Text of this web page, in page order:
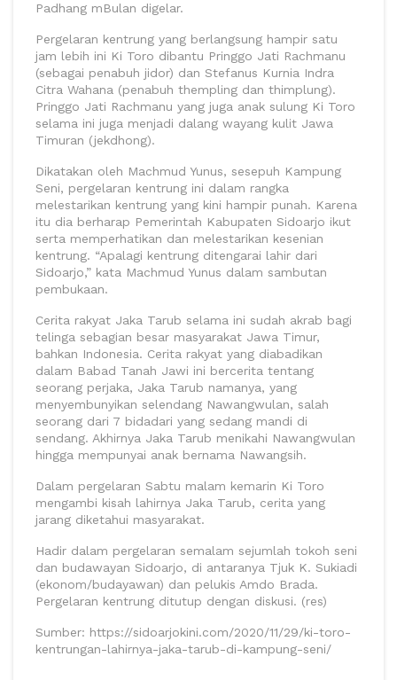
Padhang mBulan digelar.
Pergelaran kentrung yang berlangsung hampir satu
jam lebih ini Ki Toro dibantu Pringgo Jati Rachmanu
(sebagai penabuh jidor) dan Stefanus Kurnia Indra
Citra Wahana (penabuh thempling dan thimplung).
Pringgo Jati Rachmanu yang juga anak sulung Ki Toro
selama ini juga menjadi dalang wayang kulit Jawa
Timuran (jekdhong).
Dikatakan oleh Machmud Yunus, sesepuh Kampung
Seni, pergelaran kentrung ini dalam rangka
melestarikan kentrung yang kini hampir punah. Karena
itu dia berharap Pemerintah Kabupaten Sidoarjo ikut
serta memperhatikan dan melestarikan kesenian
kentrung. “Apalagi kentrung ditengarai lahir dari
Sidoarjo,” kata Machmud Yunus dalam sambutan
pembukaan.
Cerita rakyat Jaka Tarub selama ini sudah akrab bagi
telinga sebagian besar masyarakat Jawa Timur,
bahkan Indonesia. Cerita rakyat yang diabadikan
dalam Babad Tanah Jawi ini bercerita tentang
seorang perjaka, Jaka Tarub namanya, yang
menyembunyikan selendang Nawangwulan, salah
seorang dari 7 bidadari yang sedang mandi di
sendang. Akhirnya Jaka Tarub menikahi Nawangwulan
hingga mempunyai anak bernama Nawangsih.
Dalam pergelaran Sabtu malam kemarin Ki Toro
mengambi kisah lahirnya Jaka Tarub, cerita yang
jarang diketahui masyarakat.
Hadir dalam pergelaran semalam sejumlah tokoh seni
dan budawayan Sidoarjo, di antaranya Tjuk K. Sukiadi
(ekonom/budayawan) dan pelukis Amdo Brada.
Pergelaran kentrung ditutup dengan diskusi. (res)
Sumber: https://sidoarjokini.com/2020/11/29/ki-toro-
kentrungan-lahirnya-jaka-tarub-di-kampung-seni/